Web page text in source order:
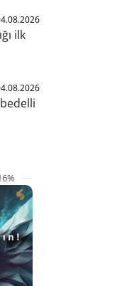
ilk